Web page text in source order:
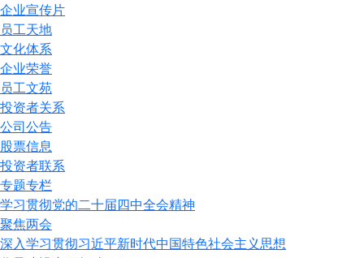
企业宣传片
员工天地
文化体系
企业荣誉
员工文苑
投资者关系
公司公告
股票信息
投资者联系
专题专栏
学习贯彻党的二十届四中全会精神
聚焦两会
深入学习贯彻习近平新时代中国特色社会主义思想